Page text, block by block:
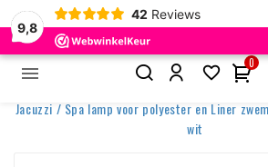
9,8
42 Reviews
 
0
Zwembadverlichting
Jacuzzi / Spa lamp voor polyester en Liner
wit